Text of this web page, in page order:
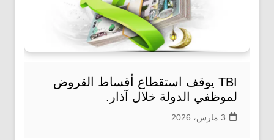
TBI يوقف استقطاع أقساط القروض
لموظفي الدولة خلال آذار.
3 مارس، 2026